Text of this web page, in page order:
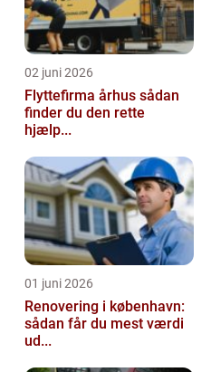
02 juni 2026
Flyttefirma århus sådan
finder du den rette
hjælp...
01 juni 2026
Renovering i københavn:
sådan får du mest værdi
ud...